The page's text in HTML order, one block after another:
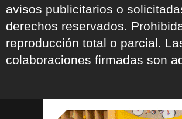
avisos publicitarios o
derechos reservados.
reproducción total o parcial.
colaboraciones firmadas son
ARCHIVOS